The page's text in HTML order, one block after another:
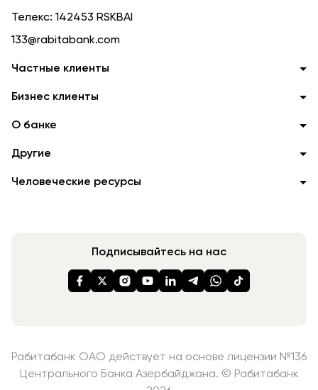
Частные клиенты
Бизнес клиенты
О банке
Другие
Человеческие ресурсы
Телекс: 142453 RSKBAI
133@rabitabank.com
Подписывайтесь на нас
Рабитабанк ОАО действует на основе лицензии №136
Центрального Банка Азербайджана. © Рабитабанк